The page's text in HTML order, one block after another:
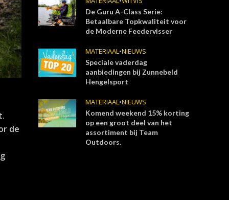
de
De Guru A-Class Serie:
Betaalbare Topkwaliteit voor
de Moderne Feedervisser
MATERIAAL•NIEUWS
Speciale vaderdag
aanbiedingen bij Zunnebeld
Hengelsport
MATERIAAL•NIEUWS
Komend weekend 15% korting
op een groot deel van het
assortiment bij Team
Outdoors.